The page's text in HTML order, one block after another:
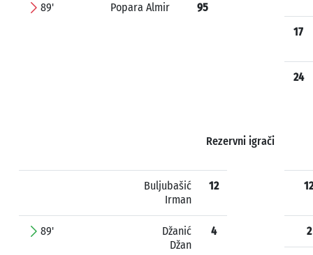
89' Popara Almir 95
17
24
Rezervni igrači
Buljubašić
Irman
12
89'
Džanić
Džan
4
12
2